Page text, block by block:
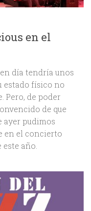
en el
día tendría unos
estado físico no
Pero, de poder
de que
ayer pudimos
en el concierto
año.